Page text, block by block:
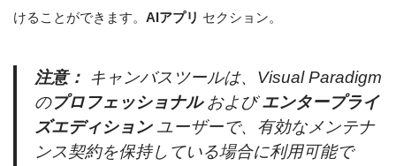
けることができます。 AIアプリ セクション。
注意： キャンバスツールは、Visual Paradigm
のプロフェッショナルおよびエンタープライ
ズエディションユーザーで、有効なメンテナ
ンス契約を保持している場合に利用可能で